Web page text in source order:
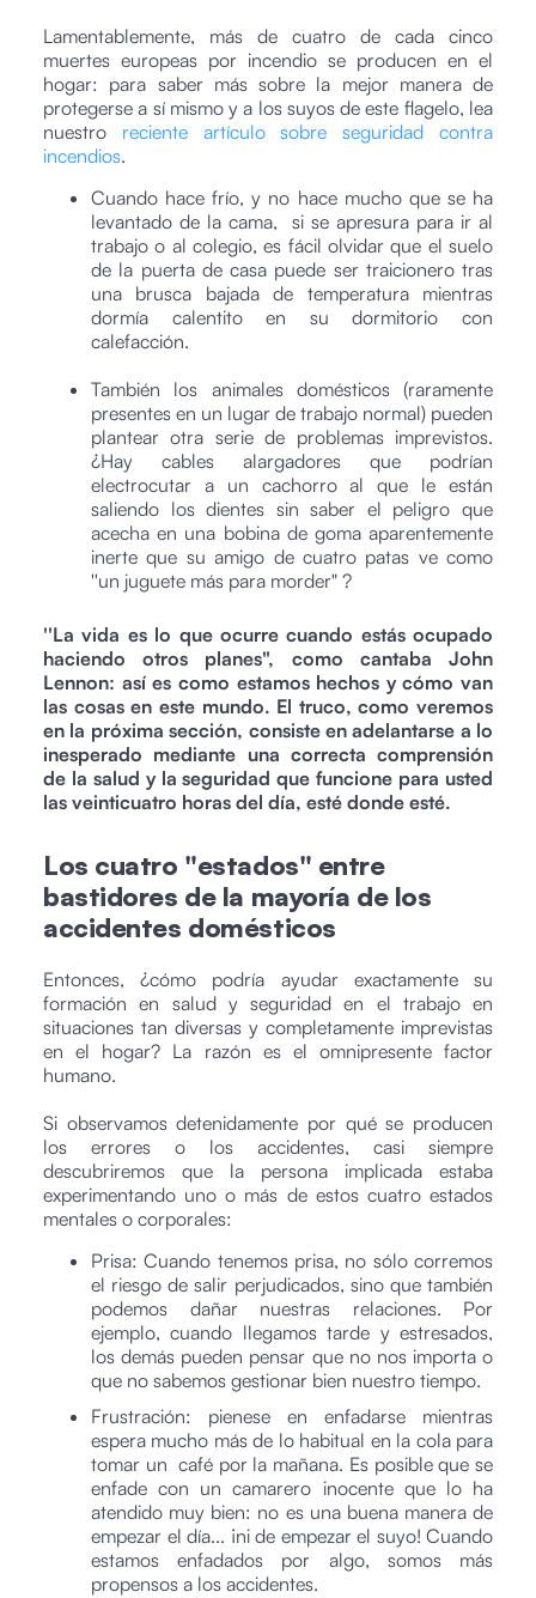
Lamentablemente, más de cuatro de cada cinco
muertes europeas por incendio se producen en el
hogar: para saber más sobre la mejor manera de
protegerse a sí mismo y a los suyos de este flagelo, lea
nuestro reciente artículo sobre seguridad contra
incendios.
Cuando hace frío, y no hace mucho que se ha
levantado de la cama, si se apresura para ir al
trabajo o al colegio, es fácil olvidar que el suelo
de la puerta de casa puede ser traicionero tras
una brusca bajada de temperatura mientras
dormía calentito en su dormitorio con
calefacción.
También los animales domésticos (raramente
presentes en un lugar de trabajo normal) pueden
plantear otra serie de problemas imprevistos.
¿Hay cables alargadores que podrían
electrocutar a un cachorro al que le están
saliendo los dientes sin saber el peligro que
acecha en una bobina de goma aparentemente
inerte que su amigo de cuatro patas ve como
''un juguete más para morder" ?
''La vida es lo que ocurre cuando estás ocupado
haciendo otros planes", como cantaba John
Lennon: así es como estamos hechos y cómo van
las cosas en este mundo. El truco, como veremos
en la próxima sección, consiste en adelantarse a lo
inesperado mediante una correcta comprensión
de la salud y la seguridad que funcione para usted
las veinticuatro horas del día, esté donde esté.
Los cuatro "estados" entre
bastidores de la mayoría de los
accidentes domésticos
Entonces, ¿cómo podría ayudar exactamente su
formación en salud y seguridad en el trabajo en
situaciones tan diversas y completamente imprevistas
en el hogar? La razón es el omnipresente factor
humano.
Si observamos detenidamente por qué se producen
los errores o los accidentes, casi siempre
descubriremos que la persona implicada estaba
experimentando uno o más de estos cuatro estados
mentales o corporales:
Prisa: Cuando tenemos prisa, no sólo corremos
el riesgo de salir perjudicados, sino que también
podemos dañar nuestras relaciones. Por
ejemplo, cuando llegamos tarde y estresados,
los demás pueden pensar que no nos importa o
que no sabemos gestionar bien nuestro tiempo.
Frustración: pienese en enfadarse mientras
espera mucho más de lo habitual en la cola para
tomar un café por la mañana. Es posible que se
enfade con un camarero inocente que lo ha
atendido muy bien: no es una buena manera de
empezar el día... ¡ni de empezar el suyo! Cuando
estamos enfadados por algo, somos más
propensos a los accidentes.